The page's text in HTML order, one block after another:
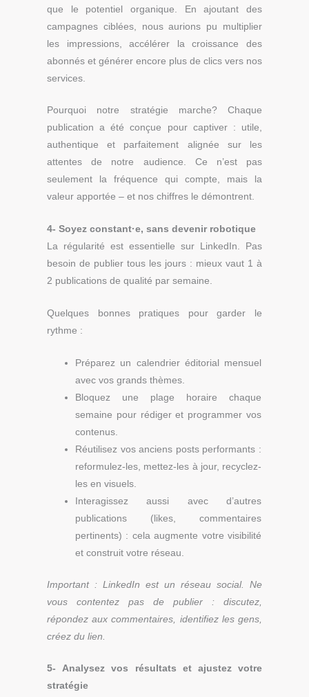
que le potentiel organique. En ajoutant des
campagnes ciblées, nous aurions pu multiplier
les impressions, accélérer la croissance des
abonnés et générer encore plus de clics vers nos
services.
Pourquoi notre stratégie marche? Chaque
publication a été conçue pour captiver : utile,
authentique et parfaitement alignée sur les
attentes de notre audience. Ce n’est pas
seulement la fréquence qui compte, mais la
valeur apportée – et nos chiffres le démontrent.
4- Soyez constant·e, sans devenir robotique
La régularité est essentielle sur LinkedIn. Pas
besoin de publier tous les jours : mieux vaut 1 à
2 publications de qualité par semaine.
Quelques bonnes pratiques pour garder le
rythme :
Préparez un calendrier éditorial mensuel
avec vos grands thèmes.
Bloquez une plage horaire chaque
semaine pour rédiger et programmer vos
contenus.
Réutilisez vos anciens posts performants :
reformulez-les, mettez-les à jour, recyclez-
les en visuels.
Interagissez aussi avec d’autres
publications (likes, commentaires
pertinents) : cela augmente votre visibilité
et construit votre réseau.
Important : LinkedIn est un réseau social. Ne
vous contentez pas de publier : discutez,
répondez aux commentaires, identifiez les gens,
créez du lien.
5- Analysez vos résultats et ajustez votre
stratégie